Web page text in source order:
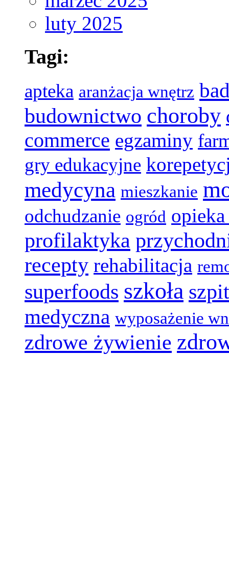
luty 2025
Tagi:
apteka aranżacja wnętrz
budownictwo choroby
commerce egzaminy
gry edukacyjne
medycyna mieszkanie
odchudzanie ogród opieka
profilaktyka
recepty rehabilitacja
superfoods szkoła
medyczna wyposażenie
zdrowe żywienie